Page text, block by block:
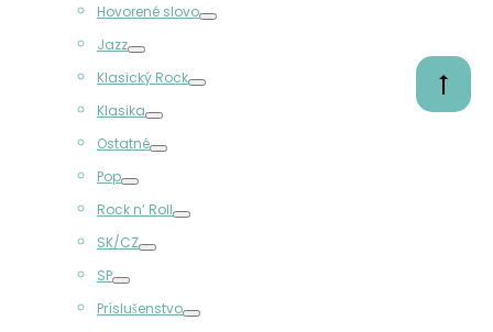
na
Hovorené slovo
Jazz
Klasický Rock
Klasika
Ostatné
Pop
Rock n‘ Roll
SK/CZ
SP
Príslušenstvo